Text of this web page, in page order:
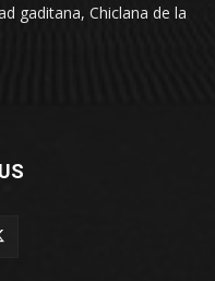
gaditana, Chiclana de la